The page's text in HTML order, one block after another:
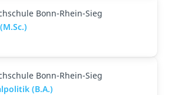
Bonn-Rhein-Sieg
Bonn-Rhein-Sieg
(B.A.)